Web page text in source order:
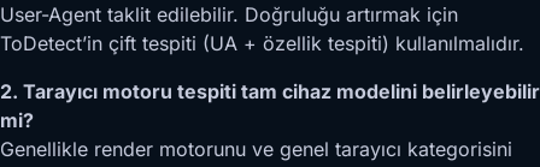
User-Agent taklit edilebilir. Doğruluğu artırmak için
ToDetect’in çift tespiti (UA + özellik tespiti) kullanılmalıdır.
2. Tarayıcı motoru tespiti tam cihaz modelini belirleyebilir
mi?
Genellikle render motorunu ve genel tarayıcı kategorisini